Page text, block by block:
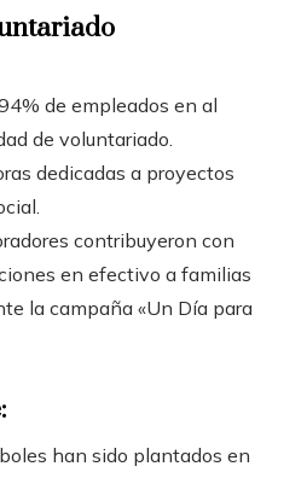
de empleados en al
de voluntariado.
dedicadas a proyectos
contribuyeron con
en efectivo a familias
la campaña «Un Día para
han sido plantados en